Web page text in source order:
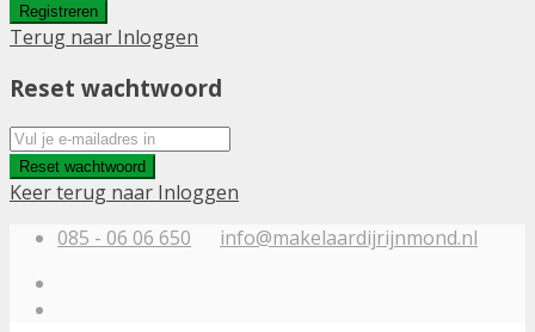
Registreren
Terug naar Inloggen
Reset wachtwoord
Reset wachtwoord
Keer terug naar Inloggen
085 - 06 06 650
info@makelaardijrijnmond.nl